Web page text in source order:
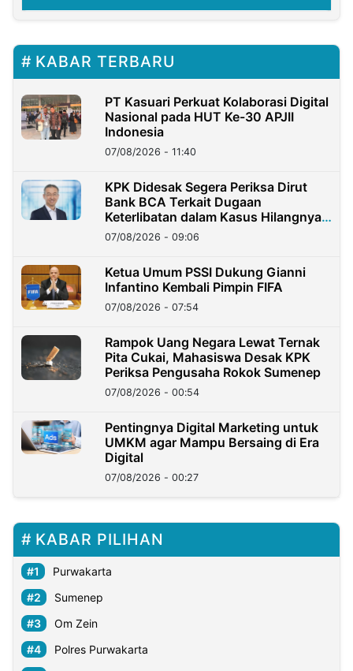
KABAR TERBARU
PT Kasuari Perkuat Kolaborasi Digital
Nasional pada HUT Ke-30 APJII
Indonesia
07/08/2026 - 11:40
KPK Didesak Segera Periksa Dirut
Bank BCA Terkait Dugaan
Keterlibatan dalam Kasus Hilangnya
Dana Nasabah Rp2,58 Miliar
07/08/2026 - 09:06
Ketua Umum PSSI Dukung Gianni
Infantino Kembali Pimpin FIFA
07/08/2026 - 07:54
Rampok Uang Negara Lewat Ternak
Pita Cukai, Mahasiswa Desak KPK
Periksa Pengusaha Rokok Sumenep
07/08/2026 - 00:54
Pentingnya Digital Marketing untuk
UMKM agar Mampu Bersaing di Era
Digital
07/08/2026 - 00:27
KABAR PILIHAN
Purwakarta
Sumenep
Om Zein
Polres Purwakarta